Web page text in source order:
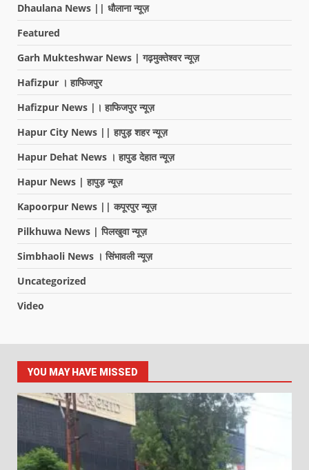
Dhaulana News || धौलाना न्यूज़
Featured
Garh Mukteshwar News | गढ़मुक्तेश्वर न्यूज़
Hafizpur । हाफिजपुर
Hafizpur News |। हाफिजपुर न्यूज़
Hapur City News || हापुड़ शहर न्यूज़
Hapur Dehat News । हापुड देहात न्यूज़
Hapur News | हापुड़ न्यूज़
Kapoorpur News || कपूरपुर न्यूज़
Pilkhuwa News | पिलखुवा न्यूज़
Simbhaoli News । सिंभावली न्यूज़
Uncategorized
Video
YOU MAY HAVE MISSED